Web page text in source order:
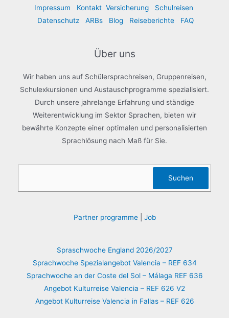
Impressum Kontakt Versicherung
Schulreisen
Datenschutz
ARBs Blog Reiseberichte FAQ
Über uns
Wir haben uns auf Schülersprachreisen, Gruppenreisen,
Schulexkursionen und Austauschprogramme spezialisiert.
Durch unsere jahrelange Erfahrung und ständige
Weiterentwicklung im Sektor Sprachen, bieten wir
bewährte Konzepte einer optimalen und personalisierten
Sprachlösung nach Maß für Sie.
Suchen
Partner programme| Job
Spraschwoche England 2026/2027
Sprachwoche Spezialangebot Valencia – REF 634
Sprachwoche an der Coste del Sol – Málaga REF 636
Angebot Kulturreise Valencia – REF 626 V2
Angebot Kulturreise Valencia in Fallas – REF 626